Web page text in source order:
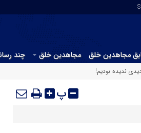
مجاهدین خلق مجاهدین خلق چند
ندیده بودیم!
پ